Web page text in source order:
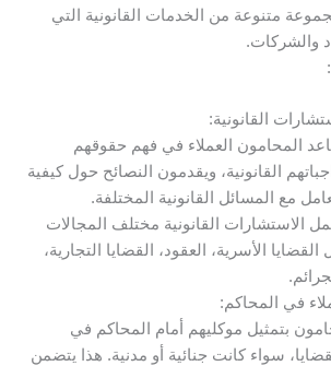
متنوعة من الخدمات القانونية التي
والشركات.
القانونية:
المحامون العملاء في فهم حقوقهم
القانونية، ويقدمون النصائح حول كيفية
مع المسائل القانونية المختلفة.
الاستشارات القانونية مختلف المجالات
القضايا الأسرية، العقود، القضايا التجارية،
في المحاكم:
بتمثيل موكليهم أمام المحاكم في
سواء كانت جنائية أو مدنية. هذا يتضمن